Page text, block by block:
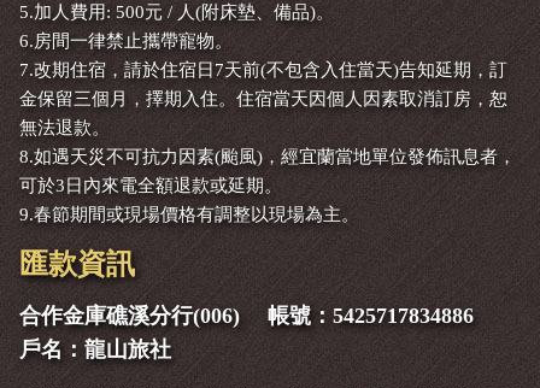
5.加人費用: 500元 / 人(附床墊、備品)。
6.房間一律禁止攜帶寵物。
7.改期住宿，請於住宿日7天前(不包含入住當天)告知延期，訂
金保留三個月，擇期入住。住宿當天因個人因素取消訂房，恕
無法退款。
8.如遇天災不可抗力因素(颱風)，經宜蘭當地單位發佈訊息者，
可於3日內來電全額退款或延期。
9.春節期間或現場價格有調整以現場為主。
匯款資訊
合作金庫礁溪分行(006) 帳號：5425717834886
戶名：龍山旅社